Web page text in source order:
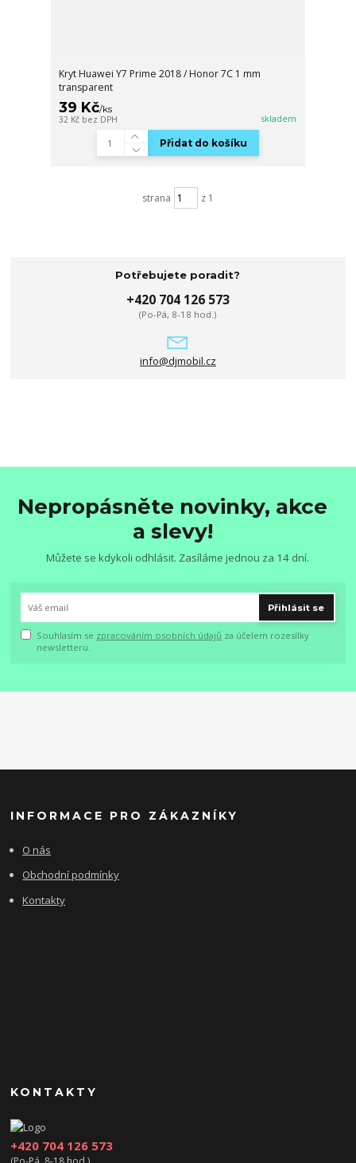
Kryt Huawei Y7 Prime 2018 / Honor 7C 1 mm
transparent
39 Kč/ks
32 Kč bez DPH skladem
Přidat do košíku
strana z 1
Potřebujete poradit?
+420 704 126 573
(Po-Pá, 8-18 hod.)
info@djmobil.cz
Nepropásněte novinky, akce
a slevy!
Můžete se kdykoli odhlásit. Zasíláme jednou za 14 dní.
Přihlásit se
Souhlasím se zpracováním osobních údajů za účelem rozesílky
newsletteru.
INFORMACE PRO ZÁKAZNÍKY
O nás
Obchodní podmínky
Kontakty
KONTAKTY
+420 704 126 573